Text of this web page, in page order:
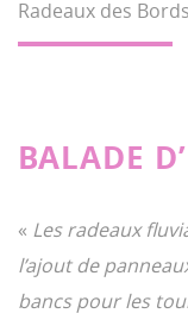
Radeaux des
BALADE
« Les radeaux
l’ajout de
bancs pour les